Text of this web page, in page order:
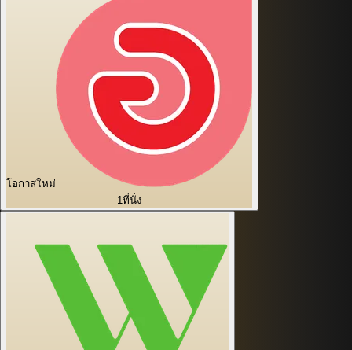
โอกาสใหม่
1ที่นั่ง